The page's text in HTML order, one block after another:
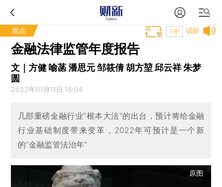
观点 试听
T中
金融法律监管年度报告
文｜方健 喻菡 潘思元 邹筱倩 胡方堃 邱云祥 朱梦
圆
2022年01月11日 15:04
几部重磅金融行业“根本大法”的出台，预计将给金融
行业基础制度带来变革，2022年可预计是一个新
的“金融监管法治年”
原图